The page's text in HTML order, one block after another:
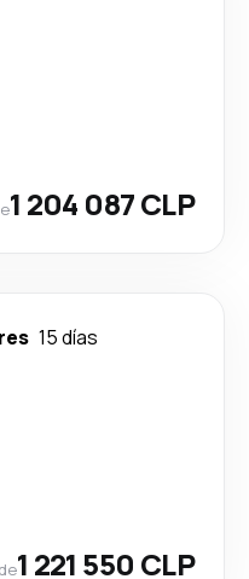
1 204 087 CLP
15 días
1 221 550 CLP